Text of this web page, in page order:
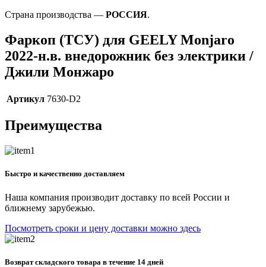
Страна производства — РОССИЯ.
Фаркоп (ТСУ) для GEELY Monjaro
2022-н.в. внедорожник без электрики /
Джили Монжаро
Артикул 7630-D2
Преимущества
Быстро и качественно доставляем
Наша компания производит доставку по всей России и
ближнему зарубежью.
Посмотреть сроки и цену доставки можно здесь
Возврат складского товара в течение 14 дней